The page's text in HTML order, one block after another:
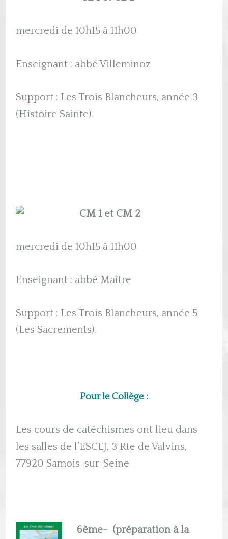
mercredi de 10h15 à 11h00
Enseignant : abbé Villeminoz
Support : Les Trois Blancheurs, année 3
(Histoire Sainte).
CM 1 et CM 2
mercredi de 10h15 à 11h00
Enseignant : abbé Maître
Support : Les Trois Blancheurs, année 5
(Les Sacrements).
Pour le Collège :
Les cours de catéchismes ont lieu dans
les salles de l’ESCEJ, 3 Rte de Valvins,
77920 Samois-sur-Seine
6ème- (préparation à la